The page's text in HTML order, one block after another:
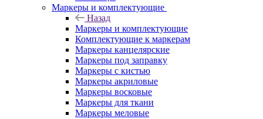
Маркеры и комплектующие
Назад
Маркеры и комплектующие
Комплектующие к маркерам
Маркеры канцелярские
Маркеры под заправку
Маркеры с кистью
Маркеры акриловые
Маркеры восковые
Маркеры для ткани
Маркеры меловые